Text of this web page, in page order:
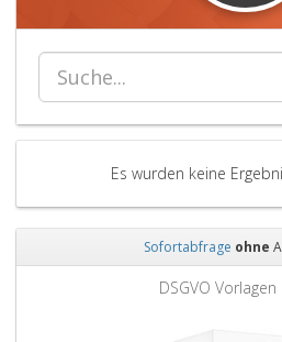
Es wurden keine
Sofortabfrage ohne
DSGVO Vorlagen